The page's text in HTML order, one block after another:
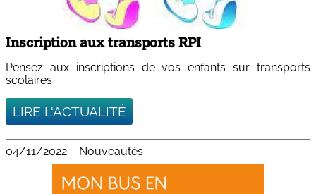
Inscription aux transports RPI
Pensez aux inscriptions de vos enfants sur transports
scolaires
LIRE L'ACTUALITÉ
04/11/2022 – Nouveautés